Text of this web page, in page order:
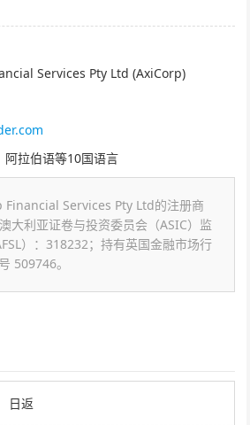
Services Pty Ltd (AxiCorp)
阿拉伯语等10国语言
Services Pty Ltd的注册商
大利亚证卷与投资委员会（ASIC）监
）：318232；持有英国金融市场行
509746。
日返